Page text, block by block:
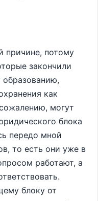
причине, потому
закончили
как
могут
блока
передо мной
то есть они уже в
работают, а
блоку от